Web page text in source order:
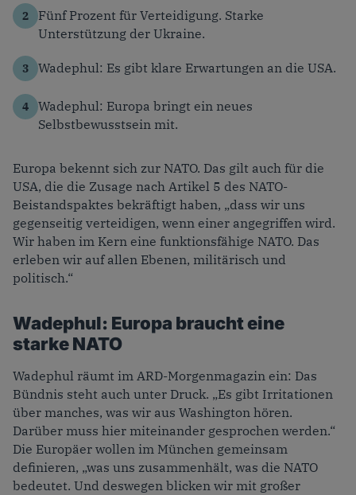
Fünf Prozent für Verteidigung. Starke
Unterstützung der Ukraine.
Wadephul: Es gibt klare Erwartungen an die USA.
Wadephul: Europa bringt ein neues
Selbstbewusstsein mit.
Europa bekennt sich zur NATO. Das gilt auch für die
USA, die die Zusage nach Artikel 5 des NATO-
Beistandspaktes bekräftigt haben, „dass wir uns
gegenseitig verteidigen, wenn einer angegriffen wird.
Wir haben im Kern eine funktionsfähige NATO. Das
erleben wir auf allen Ebenen, militärisch und
politisch.“
Wadephul: Europa braucht eine
starke NATO
Wadephul räumt im ARD-Morgenmagazin ein: Das
Bündnis steht auch unter Druck. „Es gibt Irritationen
über manches, was wir aus Washington hören.
Darüber muss hier miteinander gesprochen werden.“
Die Europäer wollen im München gemeinsam
definieren, „was uns zusammenhält, was die NATO
bedeutet. Und deswegen blicken wir mit großer